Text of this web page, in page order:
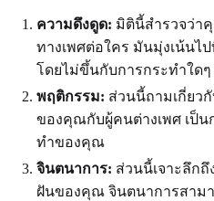
ความดึงดูด: มิตินี้สำรวจว่า
ทางเพศต่อใคร มันมุ่งเน้น
โดยไม่ขึ้นกับการกระทำใด
พฤติกรรม: ส่วนนี้ถามเกี่ยว
ของคุณกับผู้คนต่างเพศ เป็น
ทำของคุณ
จินตนาการ: ส่วนนี้เจาะลึก
ฝันของคุณ จินตนาการสาม